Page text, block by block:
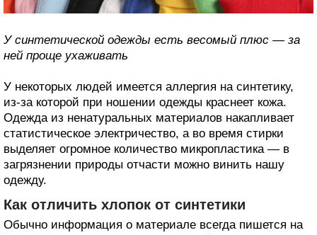
У синтетической одежды есть весомый плюс — за
ней проще ухаживать
У некоторых людей имеется аллергия на синтетику,
из-за которой при ношении одежды краснеет кожа.
Одежда из ненатуральных материалов накапливает
статистическое электричество, а во время стирки
выделяет огромное количество микропластика — в
загрязнении природы отчасти можно винить нашу
одежду.
Как отличить хлопок от синтетики
Обычно информация о материале всегда пишется на